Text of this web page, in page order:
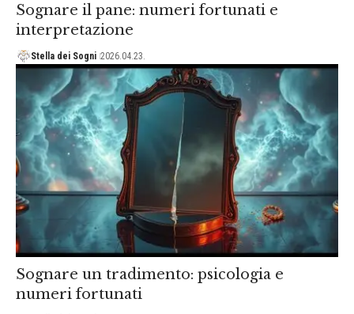
Sognare il pane: numeri fortunati e
interpretazione
Stella dei Sogni 2026.04.23.
Sognare un tradimento: psicologia e
numeri fortunati